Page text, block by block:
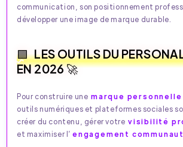
communication, son positionnement
développer une image de marque durable.
LES OUTILS DU
EN 2026 🚀
Pour construire une marque personnelle
outils numériques et plateformes sociales
créer du contenu, gérer votre visibilité
et maximiser l’ engagement